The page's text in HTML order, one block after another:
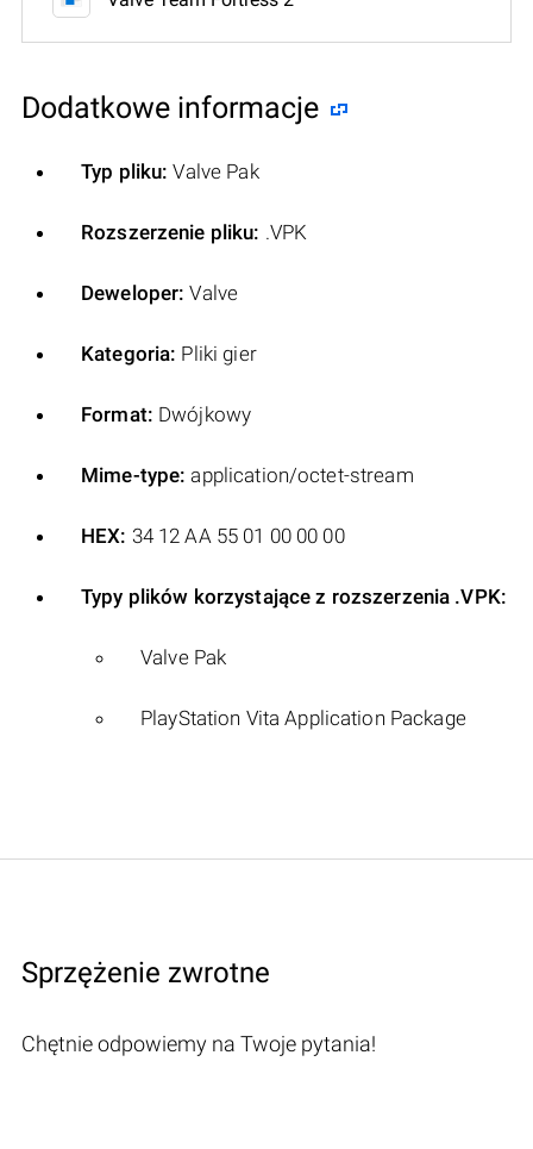
Dodatkowe informacje
Typ pliku: Valve Pak
Rozszerzenie pliku: .VPK
Deweloper: Valve
Kategoria: Pliki gier
Format: Dwójkowy
Mime-type: application/octet-stream
HEX: 34 12 AA 55 01 00 00 00
Typy plików korzystające z rozszerzenia .VPK:
Valve Pak
PlayStation Vita Application Package
Sprzężenie zwrotne
Chętnie odpowiemy na Twoje pytania!